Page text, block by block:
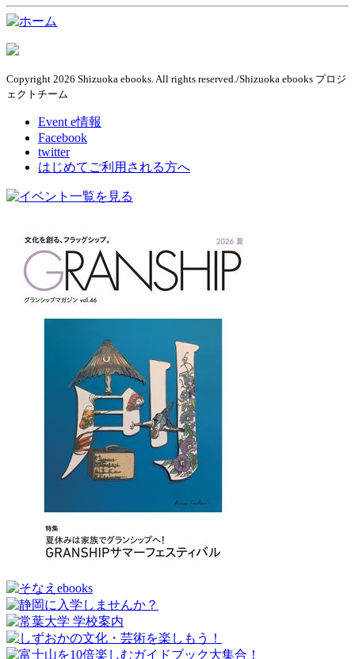
Copyright 2026 Shizuoka ebooks. All rights reserved./Shizuoka ebooks プロジ
ェクトチーム
Event e情報
Facebook
twitter
はじめてご利用される方へ